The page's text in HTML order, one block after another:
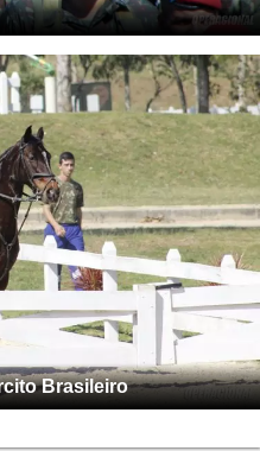
Brasileiro